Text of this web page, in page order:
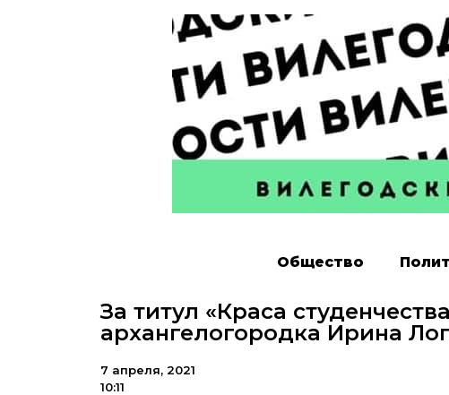
Общество
За титул «Краса
архангелогородка Ирина
7 апреля, 2021
10:11